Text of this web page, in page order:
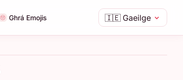
🇮🇪 Gaeilge
Ghrá Emojis